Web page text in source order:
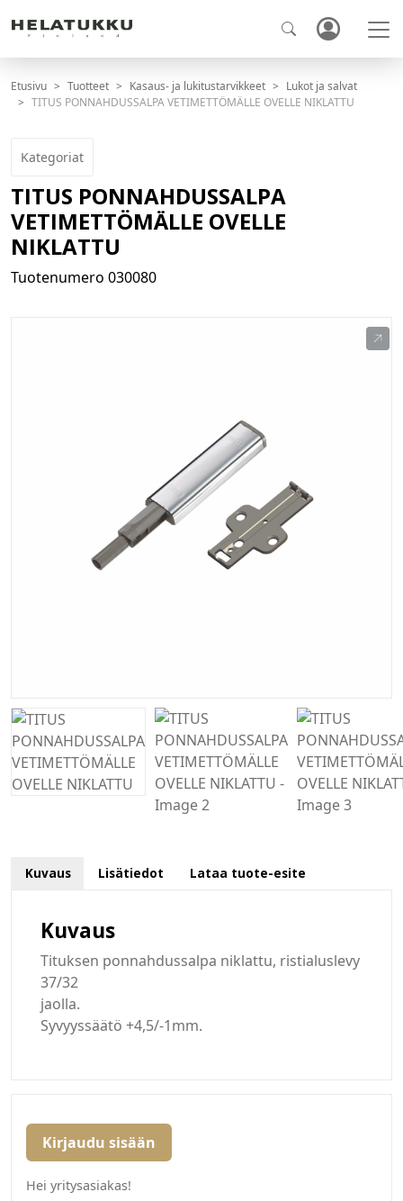
Etusivu Tuotteet Kasaus- ja lukitustarvikkeet
Lukot ja salvat
TITUS PONNAHDUSSALPA VETIMETTÖMÄLLE OVELLE NIKLATTU
Kategoriat
TITUS PONNAHDUSSALPA
VETIMETTÖMÄLLE OVELLE
NIKLATTU
Tuotenumero 030080
Kuvaus Lisätiedot Lataa tuote-esite
Kuvaus
Tituksen ponnahdussalpa niklattu, ristialuslevy
37/32
jaolla.
Syvyyssäätö +4,5/-1mm.
Kirjaudu sisään
Hei yritysasiakas!